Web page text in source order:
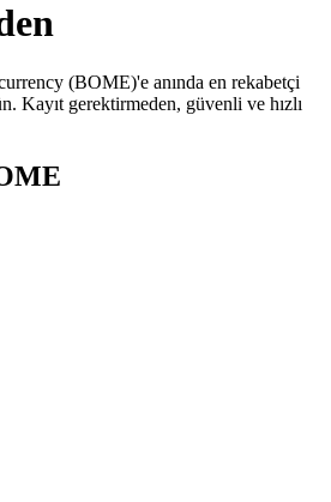
(BOME)'e anında en rekabetçi
Kayıt gerektirmeden, güvenli ve hızlı